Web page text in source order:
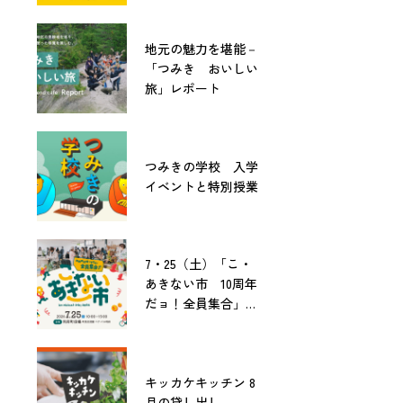
地元の魅力を堪能－
「つみき おいしい
旅」レポート
つみきの学校 入学
イベントと特別授業
7・25（土）「こ・
あきない市 10周年
だョ！全員集合」開
キッカケキッチン 8